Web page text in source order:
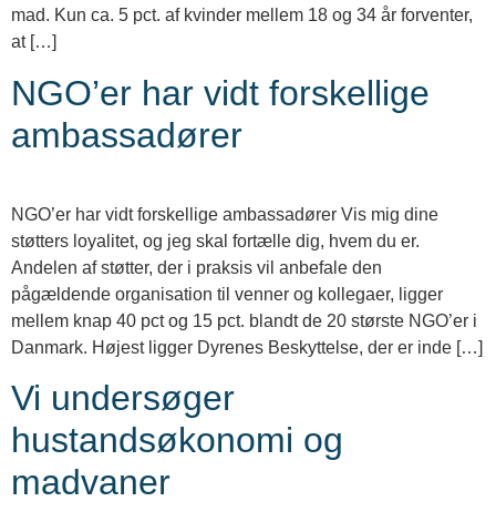
mad. Kun ca. 5 pct. af kvinder mellem 18 og 34 år forventer,
at […]
NGO’er har vidt forskellige
ambassadører
NGO’er har vidt forskellige ambassadører Vis mig dine
støtters loyalitet, og jeg skal fortælle dig, hvem du er.
Andelen af støtter, der i praksis vil anbefale den
pågældende organisation til venner og kollegaer, ligger
mellem knap 40 pct og 15 pct. blandt de 20 største NGO’er i
Danmark. Højest ligger Dyrenes Beskyttelse, der er inde […]
Vi undersøger
hustandsøkonomi og
madvaner